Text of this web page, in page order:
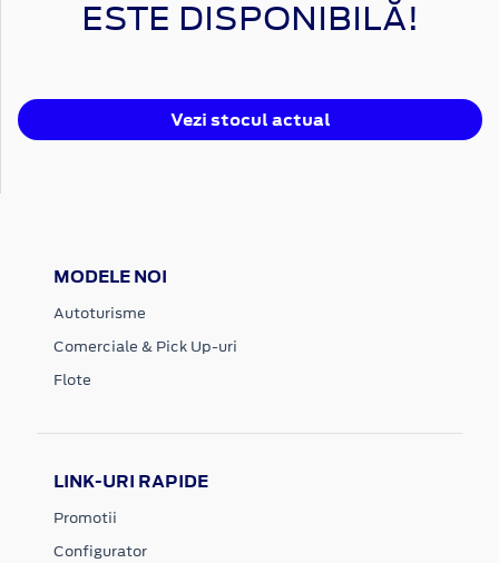
ESTE DISPONIBILĂ!
Vezi stocul actual
MODELE NOI
Autoturisme
Comerciale & Pick Up-uri
Flote
LINK-URI RAPIDE
Promotii
Configurator